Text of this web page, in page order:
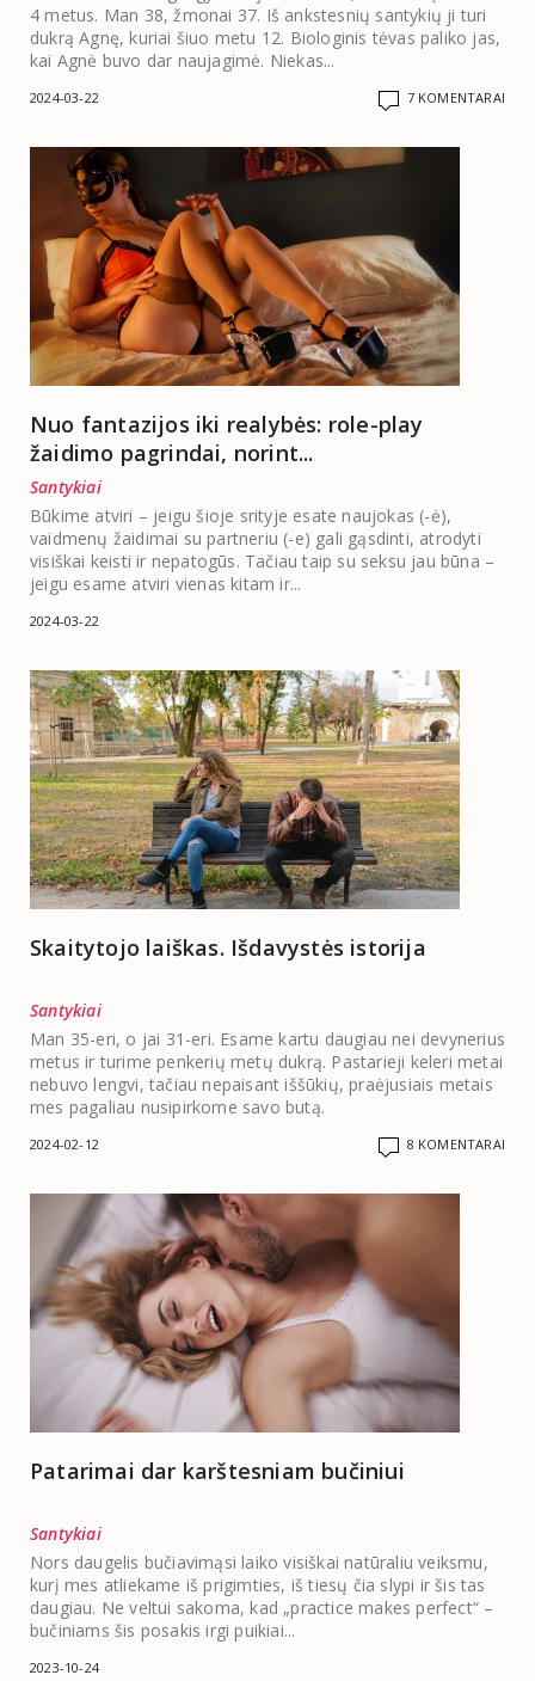
4 metus. Man 38, žmonai 37. Iš ankstesnių santykių ji turi
dukrą Agnę, kuriai šiuo metu 12. Biologinis tėvas paliko jas,
kai Agnė buvo dar naujagimė. Niekas...
2024-03-22 7 KOMENTARAI
Nuo fantazijos iki realybės: role-play
žaidimo pagrindai, norint...
Santykiai
Būkime atviri – jeigu šioje srityje esate naujokas (-ė),
vaidmenų žaidimai su partneriu (-e) gali gąsdinti, atrodyti
visiškai keisti ir nepatogūs. Tačiau taip su seksu jau būna –
jeigu esame atviri vienas kitam ir...
2024-03-22
Skaitytojo laiškas. Išdavystės istorija
Santykiai
Man 35-eri, o jai 31-eri. Esame kartu daugiau nei devynerius
metus ir turime penkerių metų dukrą. Pastarieji keleri metai
nebuvo lengvi, tačiau nepaisant iššūkių, praėjusiais metais
mes pagaliau nusipirkome savo butą.
2024-02-12 8 KOMENTARAI
Patarimai dar karštesniam bučiniui
Santykiai
Nors daugelis bučiavimąsi laiko visiškai natūraliu veiksmu,
kurį mes atliekame iš prigimties, iš tiesų čia slypi ir šis tas
daugiau. Ne veltui sakoma, kad „practice makes perfect“ –
bučiniams šis posakis irgi puikiai...
2023-10-24